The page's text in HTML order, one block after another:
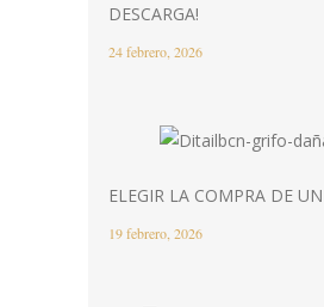
DESCARGA!
24 febrero, 2026
ELEGIR LA COMPRA DE
19 febrero, 2026